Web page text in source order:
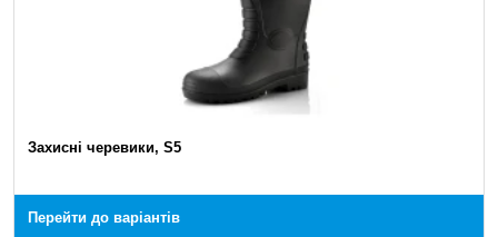
Захисні черевики, S5
Перейти до варіантів